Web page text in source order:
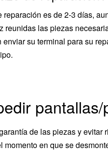
reparación es de 2-3 días,
reunidas las piezas
su terminal para su
de las piezas y evitar
momento en que se